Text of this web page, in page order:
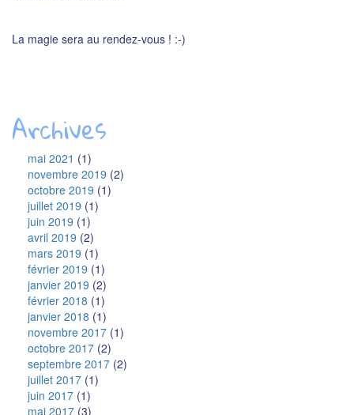
La magie sera au rendez-vous ! :-)
Archives
mai 2021 (1)
novembre 2019 (2)
octobre 2019 (1)
juillet 2019 (1)
juin 2019 (1)
avril 2019 (2)
mars 2019 (1)
février 2019 (1)
janvier 2019 (2)
février 2018 (1)
janvier 2018 (1)
novembre 2017 (1)
octobre 2017 (2)
septembre 2017 (2)
juillet 2017 (1)
juin 2017 (1)
mai 2017 (3)